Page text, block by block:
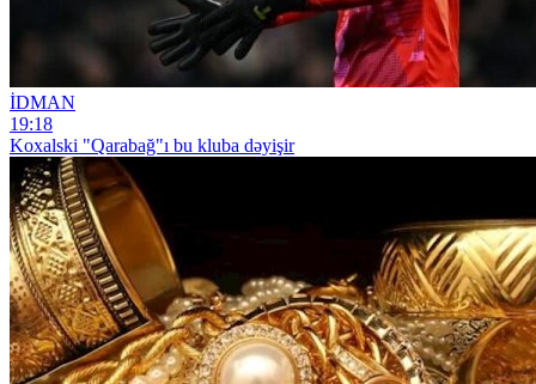
İDMAN
19:18
Koxalski "Qarabağ"ı bu kluba dəyişir